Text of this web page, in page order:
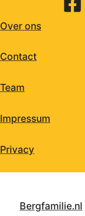
Over ons
Contact
Team
Impressum
Privacy
Bergfamilie.nl